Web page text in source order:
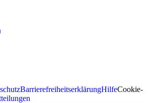
BarrierefreiheitserklärungHilfeCookie-